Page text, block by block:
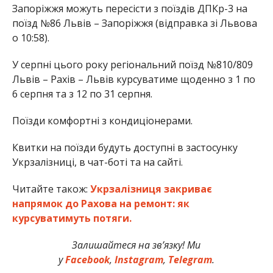
Запоріжжя можуть пересісти з поїздів ДПКр-3 на
поїзд №86 Львів – Запоріжжя (відправка зі Львова
о 10:58).
У серпні цього року регіональний поїзд №810/809
Львів – Рахів – Львів курсуватиме щоденно з 1 по
6 серпня та з 12 по 31 серпня.
Поїзди комфортні з кондиціонерами.
Квитки на поїзди будуть доступні в застосунку
Укрзалізниці, в чат-боті та на сайті.
Читайте також: Укрзалізниця закриває
напрямок до Рахова на ремонт: як
курсуватимуть потяги.
Залишайтеся на зв’язку! Ми
уFacebook, Instagram, Telegram.